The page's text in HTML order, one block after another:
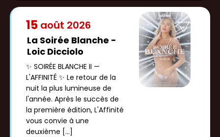
15 août 2026
La Soirée Blanche -
Loic Dicciolo
✨ SOIRÉE BLANCHE II —
L'AFFINITÉ ✨ Le retour de la
nuit la plus lumineuse de
l'année. Après le succès de
la première édition, L'Affinité
vous convie à une
deuxième […]